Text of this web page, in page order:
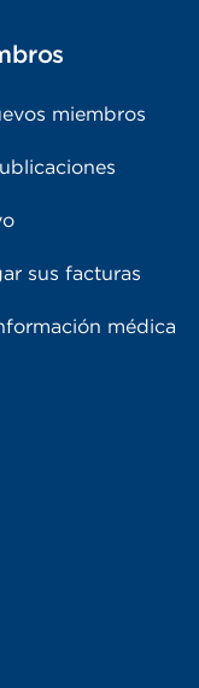
miembros
sus facturas
médica